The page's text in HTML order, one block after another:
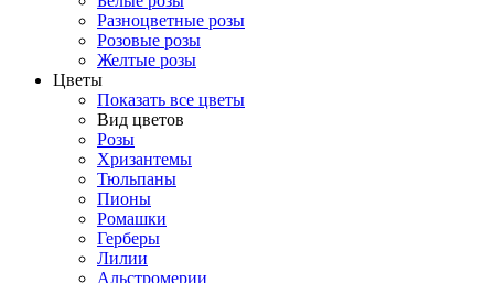
Разноцветные розы
Розовые розы
Желтые розы
Цветы
Показать все цветы
Вид цветов
Розы
Хризантемы
Тюльпаны
Пионы
Ромашки
Герберы
Лилии
Альстромерии